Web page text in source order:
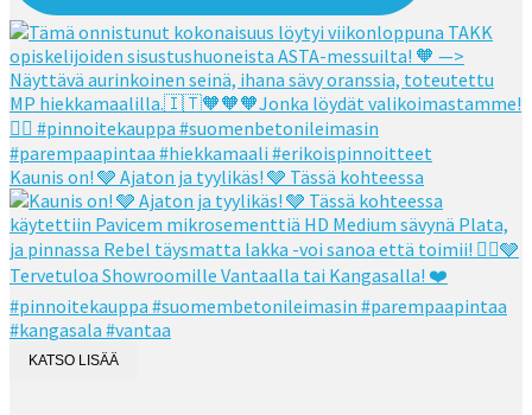
Kaunis on! 🩶 Ajaton ja tyylikäs! 🩶 Tässä kohteessa
KATSO LISÄÄ